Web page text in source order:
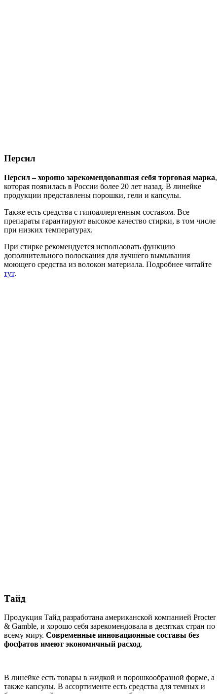
Персил
Персил – хорошо зарекомендовавшая себя торговая марка,
которая появилась в России более 20 лет назад. В линейке
продукции представлены порошки, гели и капсулы.
Также есть средства с гипоаллергенным составом. Все
препараты гарантируют высокое качество стирки, в том числе
при низких температурах.
При стирке рекомендуется использовать функцию
дополнительного полоскания для лучшего вымывания
моющего средства из волокон материала. Подробнее читайте
тут.
Тайд
Продукция Тайд разработана американской компанией Procter
& Gamble, и хорошо себя зарекомендовала в десятках стран по
всему миру. Современные инновационные составы без
фосфатов имеют экономичный расход.
В линейке есть товары в жидкой и порошкообразной форме, а
также капсулы. В ассортименте есть средства для темных и